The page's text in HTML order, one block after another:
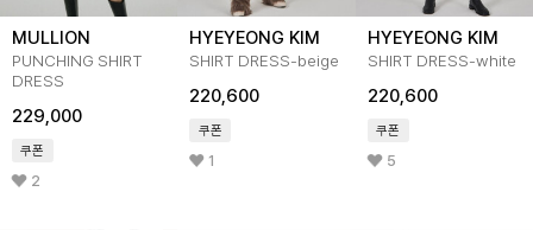
MULLION
PUNCHING SHIRT
DRESS
229,000
쿠폰
2
HYEYEONG KIM
SHIRT DRESS-beige
220,600
쿠폰
1
HYEYEONG KIM
SHIRT DRESS-white
220,600
쿠폰
5